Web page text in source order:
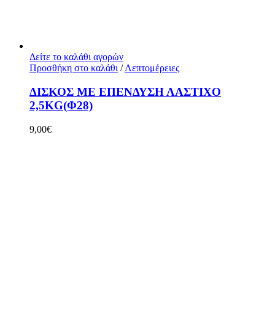
Δείτε το καλάθι αγορών
Προσθήκη στο καλάθι/Λεπτομέρειες
ΔΙΣΚΟΣ ΜΕ ΕΠΕΝΔΥΣΗ ΛΑΣΤΙΧΟ
2,5KG(Φ28)
9,00€